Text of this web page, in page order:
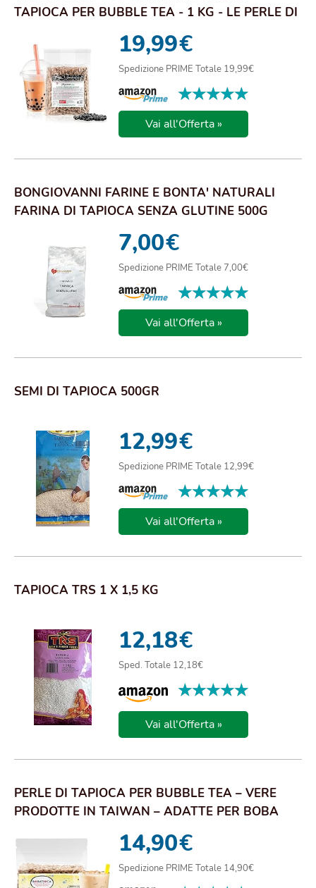
TAPIOCA PER BUBBLE TEA - 1 KG - LE PERLE DI
19,99€
Spedizione PRIME Totale 19,99€
★★★★★
★★★★★
Vai all'Offerta »
BONGIOVANNI FARINE E BONTA' NATURALI
FARINA DI TAPIOCA SENZA GLUTINE 500G
7,00€
Spedizione PRIME Totale 7,00€
★★★★★
★★★★★
Vai all'Offerta »
SEMI DI TAPIOCA 500GR
12,99€
Spedizione PRIME Totale 12,99€
★★★★★
★★★★★
Vai all'Offerta »
TAPIOCA TRS 1 X 1,5 KG
12,18€
Sped. Totale 12,18€
★★★★★
★★★★★
Vai all'Offerta »
PERLE DI TAPIOCA PER BUBBLE TEA – VERE
PRODOTTE IN TAIWAN – ADATTE PER BOBA
14,90€
Spedizione PRIME Totale 14,90€